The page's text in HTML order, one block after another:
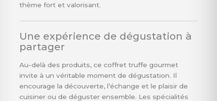
thème fort et valorisant.
Une expérience de dégustation à
partager
Au-delà des produits, ce coffret truffe gourmet
invite à un véritable moment de dégustation. Il
encourage la découverte, l’échange et le plaisir de
cuisiner ou de déguster ensemble. Les spécialités